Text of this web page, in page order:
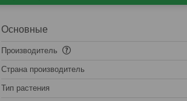
Основные
Производитель
Страна производитель
Тип растения